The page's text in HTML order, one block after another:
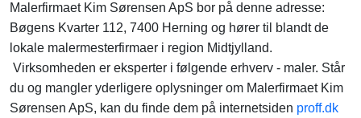
Malerfirmaet Kim Sørensen ApS bor på denne adresse:
Bøgens Kvarter 112, 7400 Herning og hører til blandt de
lokale malermesterfirmaer i region Midtjylland.
Virksomheden er eksperter i følgende erhverv - maler. Står
du og mangler yderligere oplysninger om Malerfirmaet Kim
Sørensen ApS, kan du finde dem på internetsiden proff.dk